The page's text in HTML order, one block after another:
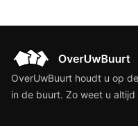
OverUwBuurt houdt u op
in de buurt. Zo weet u